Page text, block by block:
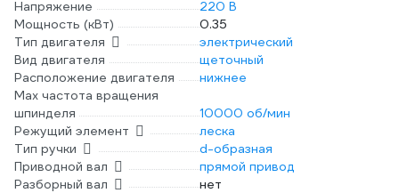
Напряжение
220 В
Мощность (кВт)
0.35
Тип двигателя
электрический
Вид двигателя
щеточный
Расположение двигателя
нижнее
Max частота вращения
шпинделя
10000 об/мин
Режущий элемент
леска
Тип ручки
d-образная
Приводной вал
прямой привод
Разборный вал
нет